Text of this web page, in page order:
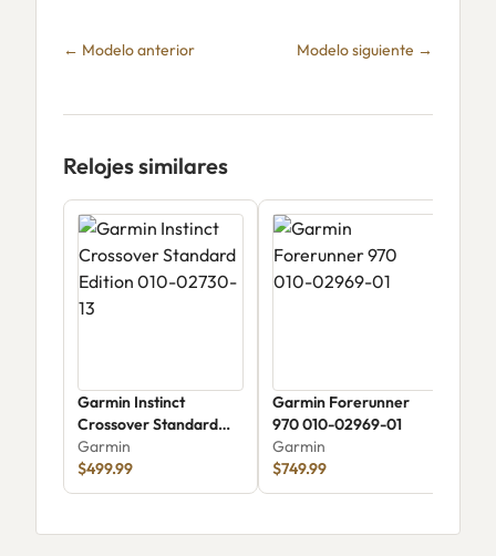
← Modelo anterior Modelo siguiente →
Relojes similares
Garmin Instinct
Crossover Standard
Edition 010-02730-13
Garmin
$499.99
Garmin Forerunner
970 010-02969-01
Garmin
$749.99